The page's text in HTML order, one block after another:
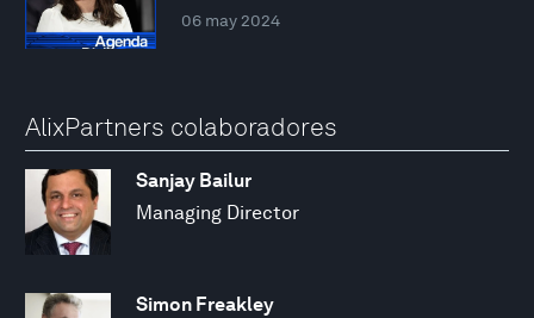
06 may 2024
AlixPartners colaboradores
Sanjay Bailur
Managing Director
Simon Freakley